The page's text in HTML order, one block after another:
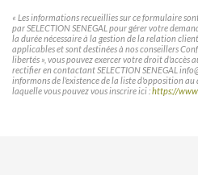
« Les informations recueillies sur ce formulaire
par SELECTION SENEGAL pour gérer votre
la durée nécessaire à la gestion de la relation
applicables et sont destinées à nos conseillers
libertés », vous pouvez exercer votre droit d'accès
rectifier en contactant SELECTION SENEGAL
informons de l'existence de la liste d'opposition
laquelle vous pouvez vous inscrire ici :https://